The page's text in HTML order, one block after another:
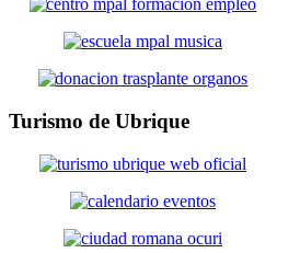
Turismo de Ubrique